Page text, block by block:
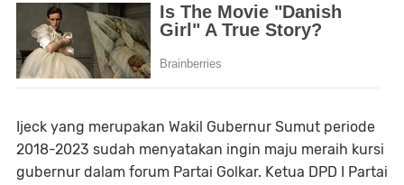
Ijeck yang merupakan Wakil Gubernur Sumut periode
2018-2023 sudah menyatakan ingin maju meraih kursi
gubernur dalam forum Partai Golkar. Ketua DPD I Partai